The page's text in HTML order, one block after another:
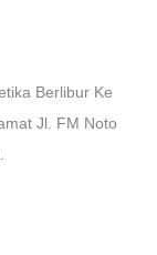
Berlibur Ke
Jl. FM Noto